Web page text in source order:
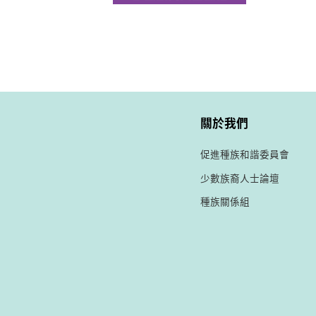
關於我們
促進種族和諧委員會
少數族裔人士論壇
種族關係組